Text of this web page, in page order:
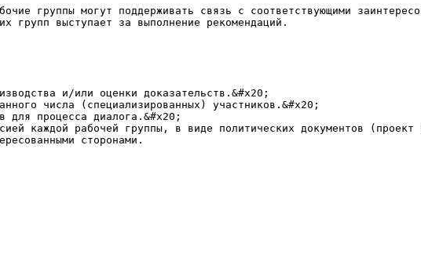
группы могут поддерживать связь с соответствующими
групп выступает за выполнение рекомендаций.
и/или оценки доказательств.&#x20;
числа (специализированных) участников.&#x20;
для процесса диалога.&#x20;
каждой рабочей группы, в виде политических документов